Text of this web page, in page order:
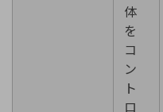
体
を
コ
ン
ト
ロ